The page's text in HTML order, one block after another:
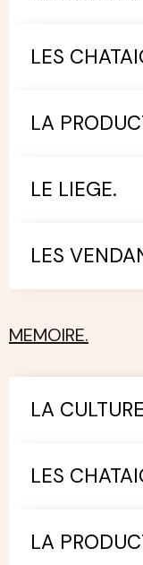
LES
LA
LE LIEGE.
LES
MEMOIRE.
LA
LES
LA